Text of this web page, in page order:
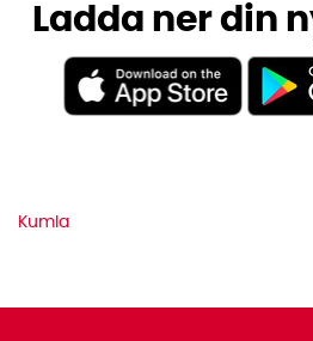
Ladda ner din
Kumla